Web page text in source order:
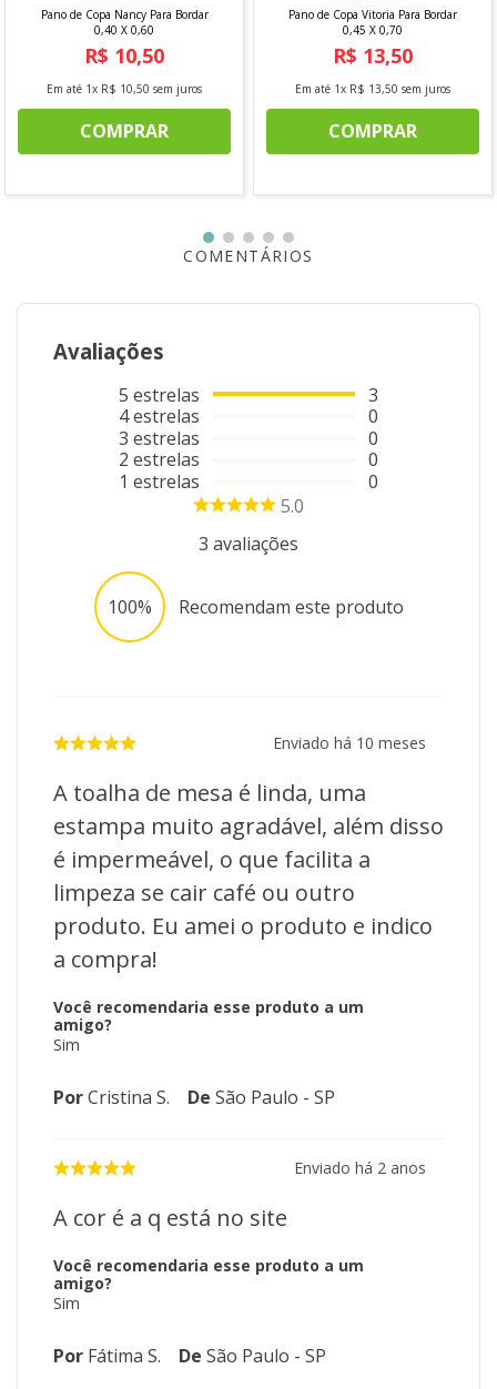
Acabamento estampado com tecnologia Dohler Clean,
unindo beleza, praticidade e durabilidade.
1 x Toalha de Chá / Centro de Mesa
"Imagens meramente ilustrativas"
Pano de Copa Nancy Para Bordar
0,40 X 0,60
R$ 10,50
Em até 1x R$ 10,50 sem juros
COMPRAR
Pano de Copa Vitoria Para Bordar
0,45 X 0,70
R$ 13,50
Em até 1x R$ 13,50 sem juros
COMPRAR
COMENTÁRIOS
Avaliações
5 estrelas
4estrelas
3 estrelas
2 estrelas
1 estrelas
3
0
0
0
0
5.0
3 avaliações
100% Recomendam este produto
Enviado há 10 meses
A toalha de mesa é linda, uma
estampa muito agradável, além disso
é impermeável, o que facilita a
limpeza se cair café ou outro
produto. Eu amei o produto e indico
a compra!
Você recomendaria esse produto a um
amigo?
Sim
PorCristina S. De São Paulo - SP
Enviado há 2 anos
A cor é a q está no site
Você recomendaria esse produto a um
amigo?
Sim
Por Fátima S. De São Paulo - SP